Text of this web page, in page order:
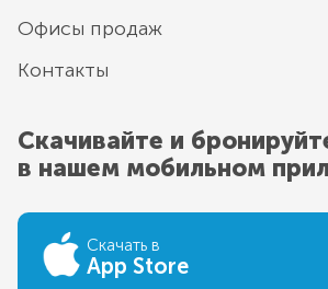
Офисы продаж
Контакты
Скачивайте и
в нашем мобильном
Скачать в
App Store